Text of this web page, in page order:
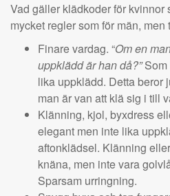
Vad gäller klädkoder för kvinnor
mycket regler som för män,
Finare vardag. “Om en
uppklädd är han då?”Som
lika uppklädd. Detta beror
man är van att klä sig i till
Klänning, kjol, byxdress
elegant men inte lika
aftonklädsel. Klänning
knäna, men inte vara
Sparsam urringning.